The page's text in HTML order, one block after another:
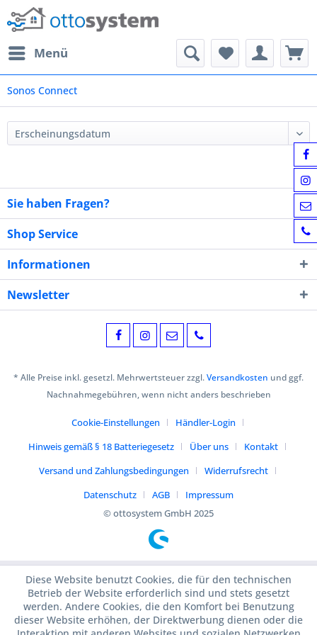
Menü
Sonos Connect
Sie haben Fragen?
Shop Service
Informationen
Newsletter
* Alle Preise inkl. gesetzl. Mehrwertsteuer zzgl.Versandkosten und ggf.
Nachnahmegebühren, wenn nicht anders beschrieben
Cookie-Einstellungen
Händler-Login
Hinweis gemäß § 18 Batteriegesetz
Über uns
Kontakt
Versand und Zahlungsbedingungen
Widerrufsrecht
Datenschutz
AGB
Impressum
© ottosystem GmbH 2025
Diese Website benutzt Cookies, die für den technischen
Betrieb der Website erforderlich sind und stets gesetzt
werden. Andere Cookies, die den Komfort bei Benutzung
dieser Website erhöhen, der Direktwerbung dienen oder die